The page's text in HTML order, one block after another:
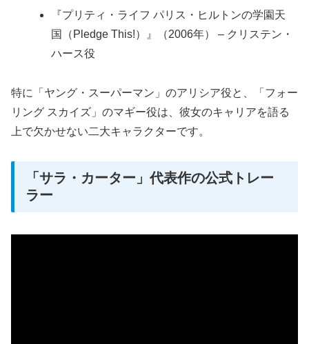
『プリティ・ライフ パリス・ヒルトンの学園天
国（Pledge This!）』（2006年） – クリステン・
ハース役
特に「ヤング・スーパーマン」のアリシア役と、「フォー
リング スカイズ」のマギー役は、彼女のキャリアを語る
上で欠かせない二大キャラクターです。
「サラ・カーター」代表作の公式トレー
ラー